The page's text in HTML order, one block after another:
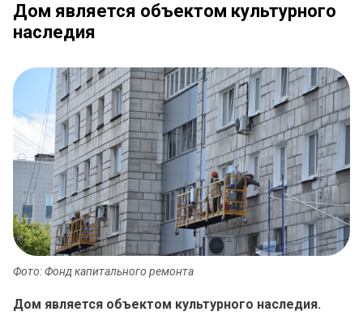
Дом является объектом культурного
наследия
Фото: Фонд капитального ремонта
Дом является объектом культурного наследия.